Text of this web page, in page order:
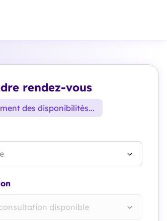
rendez-vous
des disponibilités...
disponible